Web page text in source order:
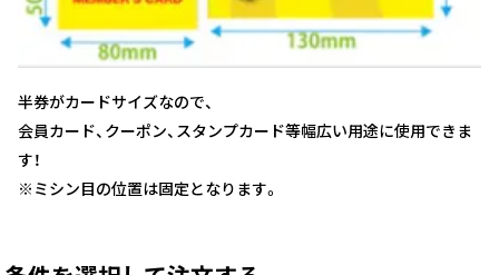
半券がカードサイズなので、
会員カード、クーポン、スタンプカード等幅広い用途に使用できま
す！
※ミシン目の位置は固定となります。